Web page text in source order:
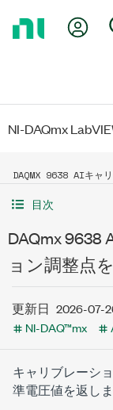
NI-DAQmx
DAQMX 9638 AIキャ
目次
DAQmx
ョン調整点
更新日 2026-07-
NI-DAQ™mx
キャリブレーシ
準電圧値を返しま